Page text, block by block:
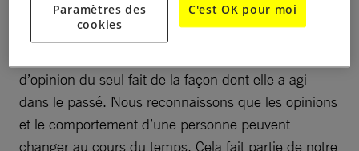
premier temps et de façon provisoire, nous avons
affiné notre approche afin de ne pas exclure une
d’opinion du seul fait de la façon dont elle a agi
dans le passé. Nous reconnaissons que les opinions
et le comportement d’une personne peuvent
changer au cours du temps. Cela fait partie de notre
Paramètres des
cookies
C'est OK pour moi